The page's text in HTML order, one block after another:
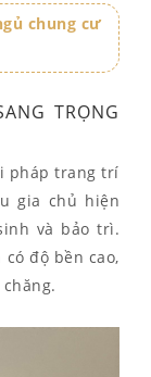
chung cư
TRỌNG
pháp trang trí
gia chủ hiện
và bảo trì.
độ bền cao,